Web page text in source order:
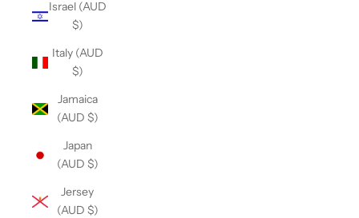
Israel (AUD
$)
Italy (AUD
$)
Jamaica
(AUD $)
Japan
(AUD $)
Jersey
(AUD $)